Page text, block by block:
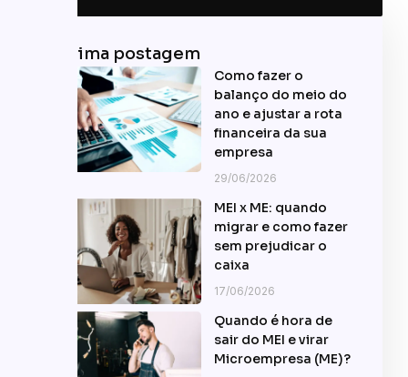
Última postagem
Como fazer o
balanço do meio do
ano e ajustar a rota
financeira da sua
empresa
29/06/2026
MEI x ME: quando
migrar e como fazer
sem prejudicar o
caixa
17/06/2026
Quando é hora de
sair do MEI e virar
Microempresa (ME)?